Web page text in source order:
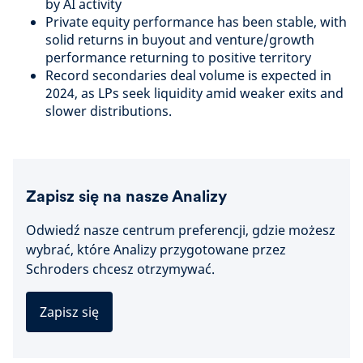
by AI activity
Private equity performance has been stable, with
solid returns in buyout and venture/growth
performance returning to positive territory
Record secondaries deal volume is expected in
2024, as LPs seek liquidity amid weaker exits and
slower distributions.
Zapisz się na nasze Analizy
Odwiedź nasze centrum preferencji, gdzie możesz
wybrać, które Analizy przygotowane przez
Schroders chcesz otrzymywać.
Zapisz się